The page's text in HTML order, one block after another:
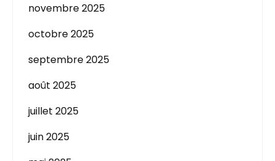
novembre 2025
octobre 2025
septembre 2025
août 2025
juillet 2025
juin 2025